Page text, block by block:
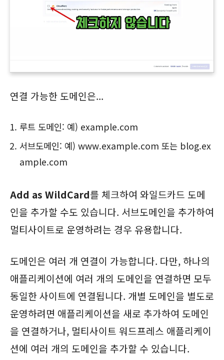
연결 가능한 도메인은...
루트 도메인: 예) example.com
서브도메인: 예) www.example.com 또는 blog.ex
ample.com
Add as WildCard를 체크하여 와일드카드 도메
인을 추가할 수도 있습니다. 서브도메인을 추가하여
멀티사이트로 운영하려는 경우 유용합니다.
도메인은 여러 개 연결이 가능합니다. 다만, 하나의
애플리케이션에 여러 개의 도메인을 연결하면 모두
동일한 사이트에 연결됩니다. 개별 도메인을 별도로
운영하려면 애플리케이션을 새로 추가하여 도메인
을 연결하거나, 멀티사이트 워드프레스 애플리케이
션에 여러 개의 도메인을 추가할 수 있습니다.